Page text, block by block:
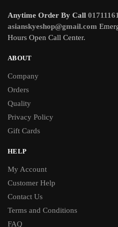
Anytime Order By Call
asianskyeshop@gmail.com
Hours Open Call Center.
ABOUT
Company
Orders
Quality
Privacy Policy
Gift Cards
HELP
My Account
Customer Help
Contact Us
Terms and Conditions
FAQ